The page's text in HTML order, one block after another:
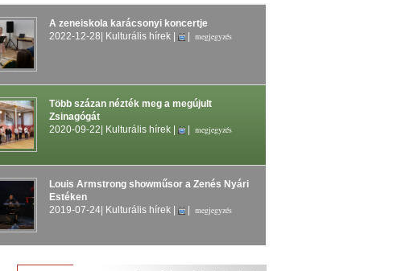
A zeneiskola karácsonyi koncertje
2022-12-28 | Kulturális hírek | megjegyzés
Több százan nézték meg a megújult
Zsinagógát
2020-09-22 | Kulturális hírek | megjegyzés
Louis Armstrong showműsor a Zenés Nyári
Estéken
2019-07-24 | Kulturális hírek | megjegyzés